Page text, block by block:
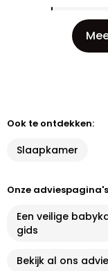
Ook te ontdekken:
Slaapkamer
Onze adviespagina's
Een veilige
gids
Bekijk al ons